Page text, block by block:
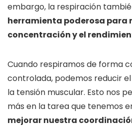
embargo, la respiración
herramienta poderosa para
concentración y el
Cuando respiramos de forma
controlada, podemos reducir
la tensión muscular. Esto nos
más en la tarea que tenemos
mejorar nuestra